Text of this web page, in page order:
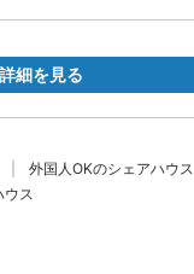
詳細を見る
外国人OKのシェアハウス
ウス